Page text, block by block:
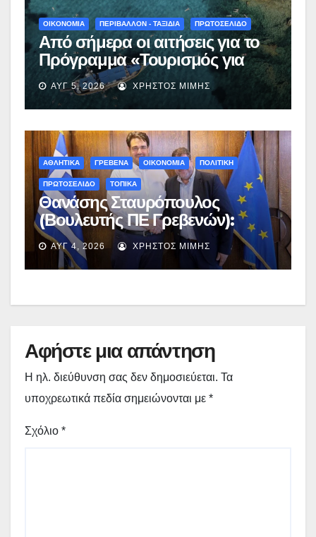
ΟΙΚΟΝΟΜΙΑ ΠΕΡΙΒΑΛΛΟΝ - ΤΑΞΙΔΙΑ ΠΡΩΤΟΣΕΛΙΔΟ
Από σήμερα οι αιτήσεις για το
Πρόγραμμα «Τουρισμός για
Όλους 2026-2027» – Πότε λήγει
η προσθεσμία
ΑΥΓ 5, 2026 ΧΡΉΣΤΟΣ ΜΊΜΗΣ
ΑΘΛΗΤΙΚΑ ΓΡΕΒΕΝΑ ΟΙΚΟΝΟΜΙΑ ΠΟΛΙΤΙΚΗ
ΠΡΩΤΟΣΕΛΙΔΟ ΤΟΠΙΚΑ
Θανάσης Σταυρόπουλος
(Βουλευτής ΠΕ Γρεβενών):
Έκτακτη χρηματοδότηση
400.000€ για επιπλέον
εργασίες στο Δημοτικό Στάδιο
ΑΥΓ 4, 2026 ΧΡΉΣΤΟΣ ΜΊΜΗΣ
Αφήστε μια απάντηση
Η ηλ. διεύθυνση σας δεν δημοσιεύεται. Τα
υποχρεωτικά πεδία σημειώνονται με *
Σχόλιο *